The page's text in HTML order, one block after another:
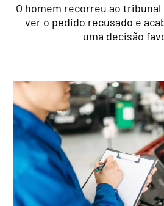
O homem recorreu ao
ver o pedido recusado e
uma decisão